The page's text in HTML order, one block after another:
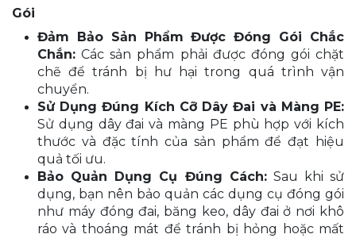
Gói
Đảm Bảo Sản Phẩm Được Đóng Gói Chắc
Chắn: Các sản phẩm phải được đóng gói chặt
chẽ để tránh bị hư hại trong quá trình vận
chuyển.
Sử Dụng Đúng Kích Cỡ Dây Đai và Màng PE:
Sử dụng dây đai và màng PE phù hợp với kích
thước và đặc tính của sản phẩm để đạt hiệu
quả tối ưu.
Bảo Quản Dụng Cụ Đúng Cách:Sau khi sử
dụng, bạn nên bảo quản các dụng cụ đóng gói
như máy đóng đai, băng keo, dây đai ở nơi khô
ráo và thoáng mát để tránh bị hỏng hoặc mất